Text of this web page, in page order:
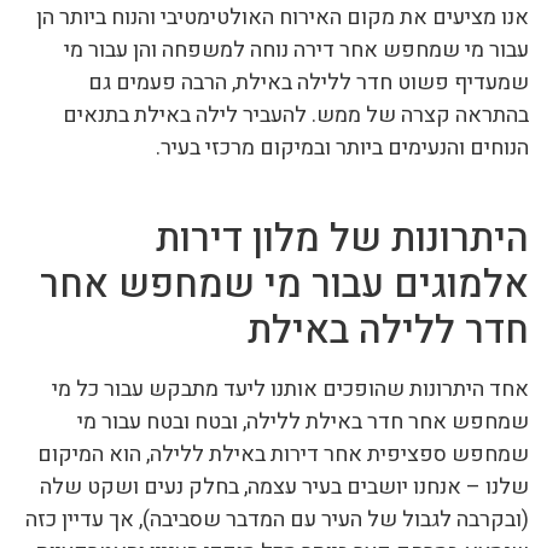
אנו מציעים את מקום האירוח האולטימטיבי והנוח ביותר הן
עבור מי שמחפש אחר דירה נוחה למשפחה והן עבור מי
שמעדיף פשוט חדר ללילה באילת, הרבה פעמים גם
בהתראה קצרה של ממש. להעביר לילה באילת בתנאים
הנוחים והנעימים ביותר ובמיקום מרכזי בעיר.
היתרונות של מלון דירות
אלמוגים עבור מי שמחפש אחר
חדר ללילה באילת
אחד היתרונות שהופכים אותנו ליעד מתבקש עבור כל מי
שמחפש אחר חדר באילת ללילה, ובטח ובטח עבור מי
שמחפש ספציפית אחר דירות באילת ללילה, הוא המיקום
שלנו – אנחנו יושבים בעיר עצמה, בחלק נעים ושקט שלה
(ובקרבה לגבול של העיר עם המדבר שסביבה), אך עדיין כזה